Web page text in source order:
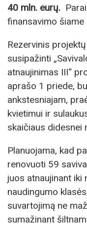
40 mln. eurų.
finansavimo
Rezervinis
susipažinti
atnaujinimas III“
aprašo 1 priede,
ankstesniajam,
kvietimui ir
skaičiaus didesnei
Planuojama, kad
renovuoti 59
juos atnaujinant iki
naudingumo
suvartojimą ne
sumažinant